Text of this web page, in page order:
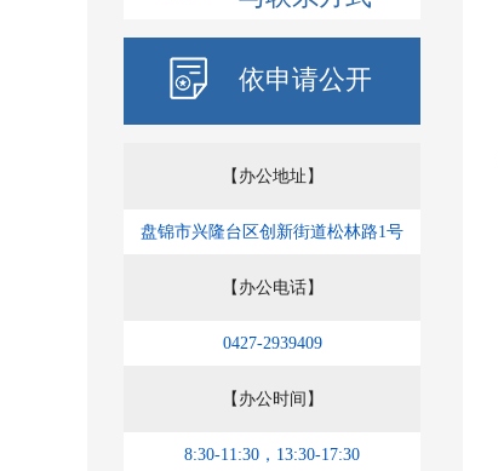
依申请公开
【办公地址】
盘锦市兴隆台区创新街道松林路1号
【办公电话】
0427-2939409
【办公时间】
8:30-11:30，13:30-17:30